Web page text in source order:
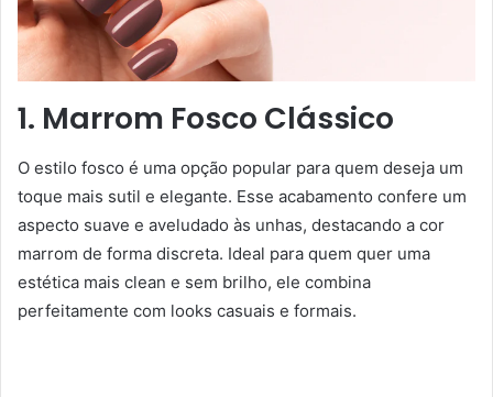
1. Marrom Fosco Clássico
O estilo fosco é uma opção popular para quem deseja um
toque mais sutil e elegante. Esse acabamento confere um
aspecto suave e aveludado às unhas, destacando a cor
marrom de forma discreta. Ideal para quem quer uma
estética mais clean e sem brilho, ele combina
perfeitamente com looks casuais e formais.